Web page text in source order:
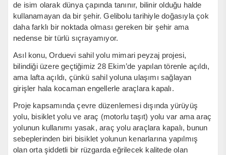
de isim olarak dünya çapında tanınır, bilinir olduğu halde
kullanamayan da bir şehir. Gelibolu tarihiyle doğasıyla çok
daha farklı bir noktada olması gereken bir şehir ama
nedense bir türlü sıçrayamıyor.
Asıl konu, Orduevi sahil yolu mimari peyzaj projesi,
bilindiği üzere geçtiğimiz 28 Ekim’de yapılan törenle açıldı,
ama lafta açıldı, çünkü sahil yoluna ulaşımı sağlayan
girişler hala kocaman engellerle araçlara kapalı.
Proje kapsamında çevre düzenlemesi dışında yürüyüş
yolu, bisiklet yolu ve araç (motorlu taşıt) yolu var ama araç
yolunun kullanımı yasak, araç yolu araçlara kapalı, bunun
sebeplerinden biri bisiklet yolunun kenarlarına yapılmış
olan orta şiddetli bir rüzgarda eğrilecek kalitede olan